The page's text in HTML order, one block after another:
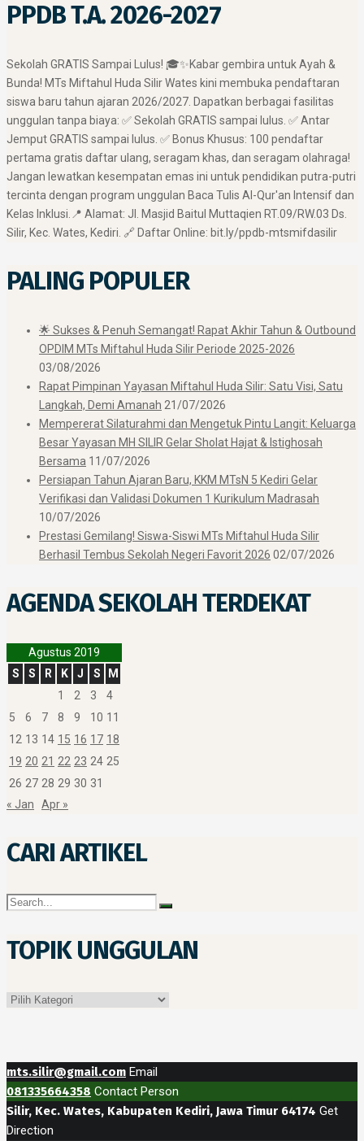
PPDB T.A. 2026-2027
​Sekolah GRATIS Sampai Lulus! 🎓✨ ​Kabar gembira untuk Ayah &
Bunda! MTs Miftahul Huda Silir Wates kini membuka pendaftaran
siswa baru tahun ajaran 2026/2027. Dapatkan berbagai fasilitas
unggulan tanpa biaya: ✅ Sekolah GRATIS sampai lulus. ✅ Antar
Jemput GRATIS sampai lulus. ✅ Bonus Khusus: 100 pendaftar
pertama gratis daftar ulang, seragam khas, dan seragam olahraga! ​
Jangan lewatkan kesempatan emas ini untuk pendidikan putra-putri
tercinta dengan program unggulan Baca Tulis Al-Qur'an Intensif dan
Kelas Inklusi. ​📍 Alamat: Jl. Masjid Baitul Muttaqien RT.09/RW.03 Ds.
Silir, Kec. Wates, Kediri. 🔗 Daftar Online: bit.ly/ppdb-mtsmifdasilir
PALING POPULER
🌟 Sukses & Penuh Semangat! Rapat Akhir Tahun & Outbound
OPDIM MTs Miftahul Huda Silir Periode 2025-2026
03/08/2026
Rapat Pimpinan Yayasan Miftahul Huda Silir: Satu Visi, Satu
Langkah, Demi Amanah 21/07/2026
Mempererat Silaturahmi dan Mengetuk Pintu Langit: Keluarga
Besar Yayasan MH SILIR Gelar Sholat Hajat & Istighosah
Bersama 11/07/2026
Persiapan Tahun Ajaran Baru, KKM MTsN 5 Kediri Gelar
Verifikasi dan Validasi Dokumen 1 Kurikulum Madrasah
10/07/2026
Prestasi Gemilang! Siswa-Siswi MTs Miftahul Huda Silir
Berhasil Tembus Sekolah Negeri Favorit 2026 02/07/2026
AGENDA SEKOLAH TERDEKAT
Agustus 2019
S
S R K J S
M
1
2 3
4
5
6 7 8 9 10 11
12 13 14 15 16 17 18
19 20 21 22 23 24 25
26 27 28 29 30 31
« Jan
Apr »
CARI ARTIKEL
TOPIK UNGGULAN
Topik
mts.silir@gmail.com Email
081335664358 Contact Person
Silir, Kec. Wates, Kabupaten Kediri, Jawa Timur 64174 Get
Direction